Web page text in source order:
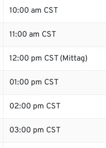
10:00 am CST
11:00 am CST
12:00 pm CST (Mittag)
01:00 pm CST
02:00 pm CST
03:00 pm CST